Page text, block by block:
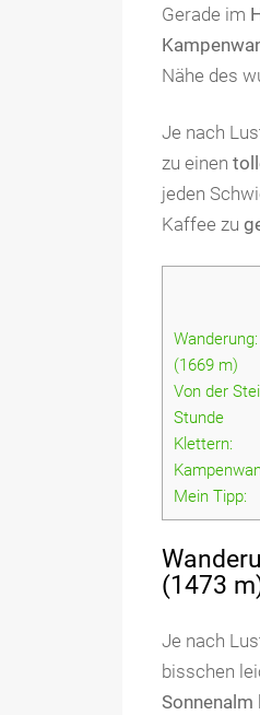
Gerade im
Nähe des
Je nach
zu einen
jeden
Kaffee zu
(1669 m)
Von der
Stunde
Klettern:
Mein Tipp:
(1473
Je nach
bisschen
Sonnenalm